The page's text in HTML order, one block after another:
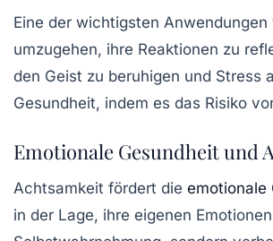
Eine der wichtigsten
umzugehen, ihre Reaktionen zu
den Geist zu beruhigen und Stress
Gesundheit, indem es das Risiko
Emotionale Gesundheit und
Achtsamkeit fördert die emotionale
in der Lage, ihre eigenen